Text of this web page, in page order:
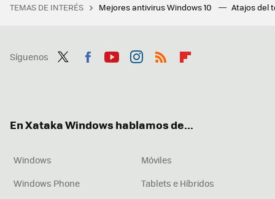
TEMAS DE INTERÉS Mejores antivirus Windows 10 Atajos del
Síguenos
En Xataka Windows hablamos de...
Windows
Móviles
Windows Phone
Tablets e Híbridos